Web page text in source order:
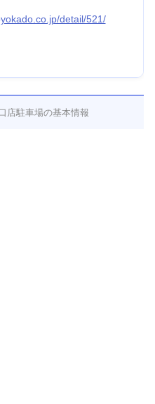
detail/521/
店駐車場の基本情報